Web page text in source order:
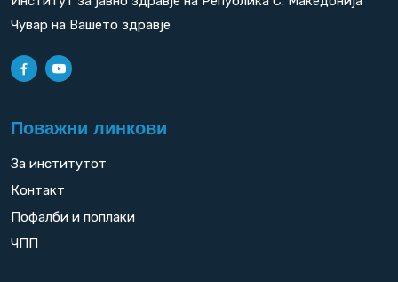
Чувар на Вашето здравје
Поважни линкови
За институтот
Контакт
Пофалби и поплаки
ЧПП